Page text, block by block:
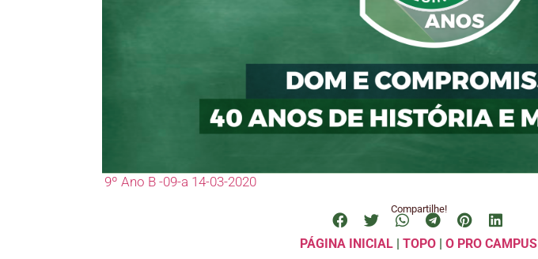
9º Ano B -09-a 14-03-2020
Compartilhe!
PÁGINA INICIAL | TOPO | O PRO CAMPUS